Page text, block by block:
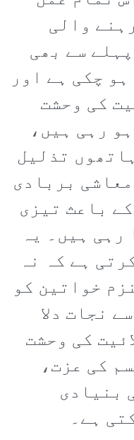
والی
سے بھی
چکی ہے اور
کی وحشت
رہی ہیں،
تذلیل
بربادی
باعث تیزی
ہیں۔ یہ
ہے کہ نہ
خواتین کو
نجات دلا
کی وحشت
کی عزت،
بنیادی
ہے۔